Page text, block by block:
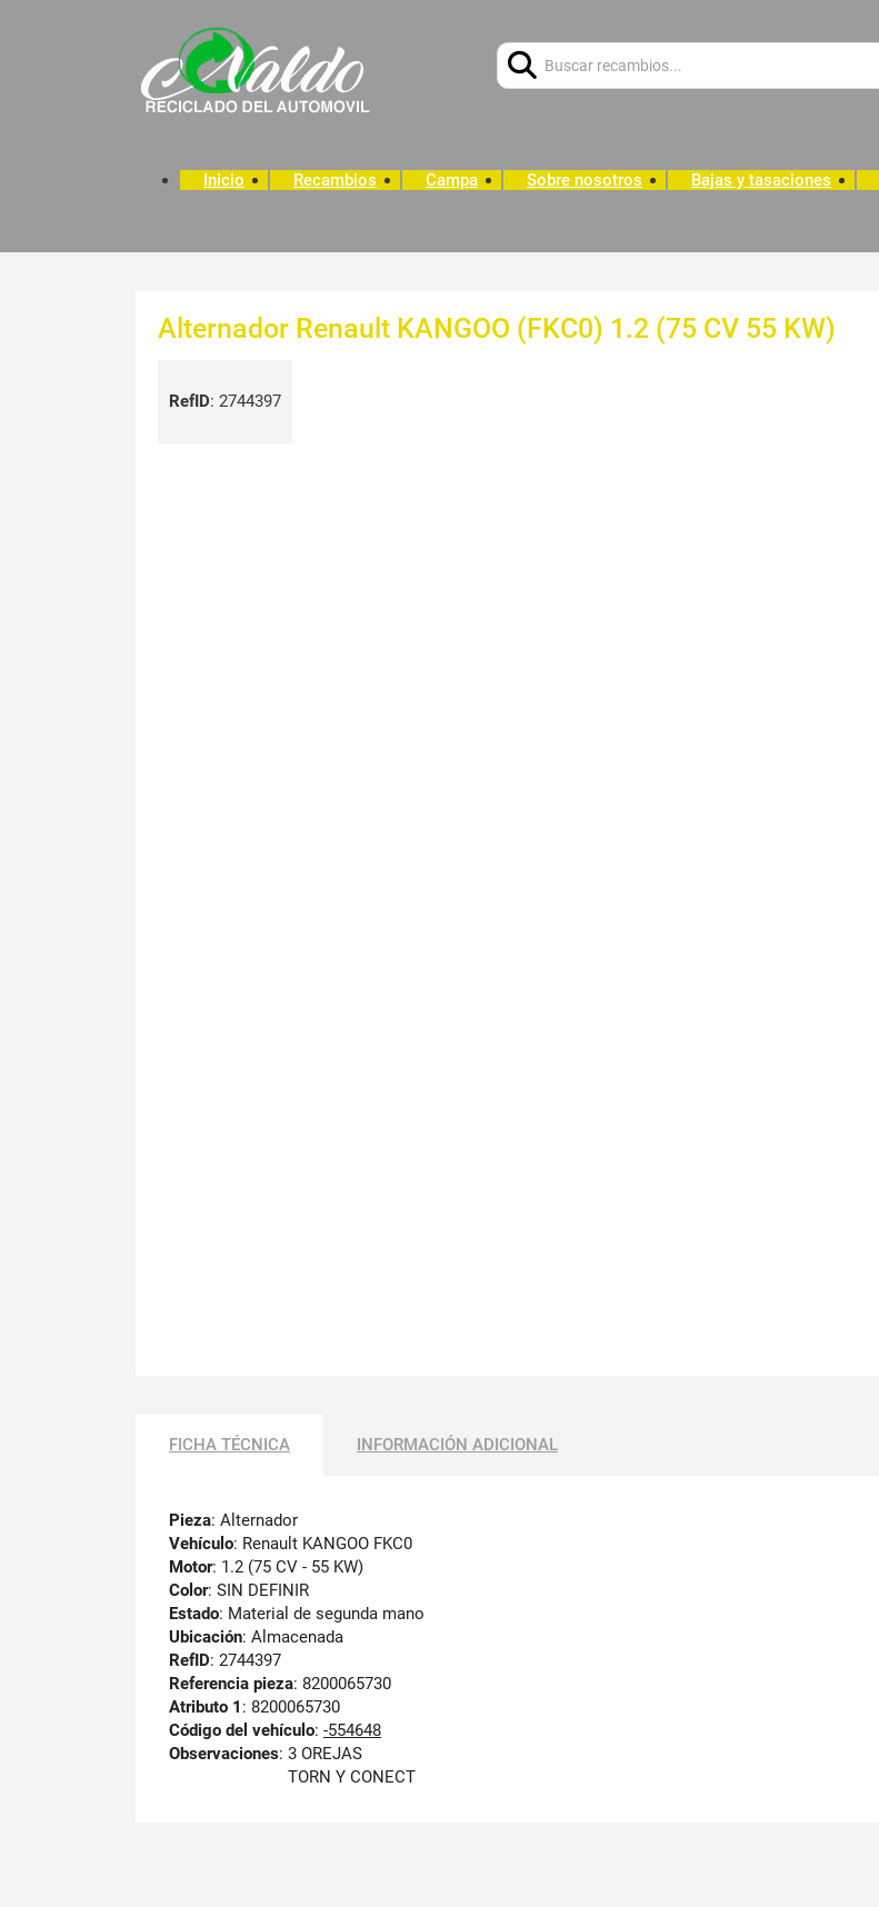
Inicio Recambios Campa Sobre nosotros Bajas y tasaciones
Alternador Renault KANGOO (FKC0) 1.2 (75 CV 55 KW)
RefID: 2744397
FICHA TÉCNICA INFORMACIÓN ADICIONAL
Pieza: Alternador
Vehículo: Renault KANGOO FKC0
Motor: 1.2 (75 CV - 55 KW)
Color: SIN DEFINIR
Estado: Material de segunda mano
Ubicación: Almacenada
RefID: 2744397
Referencia pieza: 8200065730
Atributo 1 : 8200065730
Código del vehículo: -554648
Observaciones: 3 OREJAS
TORN Y CONECT